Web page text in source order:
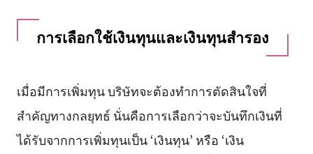
การเลือกใช้เงินทุนและเงินทุนสำรอง
เมื่อมีการเพิ่มทุน บริษัทจะต้องทำการตัดสินใจที่
สำคัญทางกลยุทธ์ นั่นคือการเลือกว่าจะบันทึกเงินที่
ได้รับจากการเพิ่มทุนเป็น ‘เงินทุน’ หรือ ‘เงิน